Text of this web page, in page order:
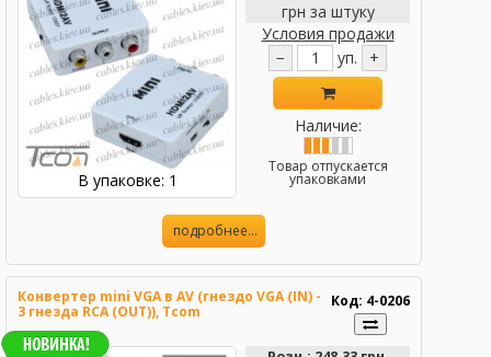
В упаковке: 1
грн за штуку
Условия продажи
−
уп. +
Наличие:
Товар отпускается
упаковками
подробнее...
Конвертер mini VGA в AV (гнездо VGA (IN) -
3 гнезда RCA (OUT)), Tcom
Код: 4-0206